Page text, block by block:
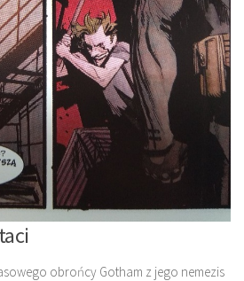
obrońcy Gotham z jego nemezis